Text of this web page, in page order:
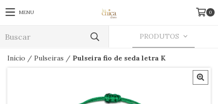
MENU 0
PRODUTOS
Início / Pulseiras / Pulseira fio de seda letra K